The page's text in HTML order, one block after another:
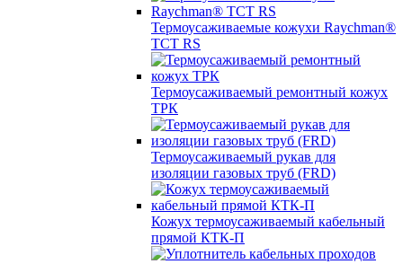
Термоусаживаемые кожухи Raychman®
TCT RS
Термоусаживаемый ремонтный кожух
ТРК
Термоусаживаемый рукав для
изоляции газовых труб (FRD)
Кожух термоусаживаемый кабельный
прямой КТК-П